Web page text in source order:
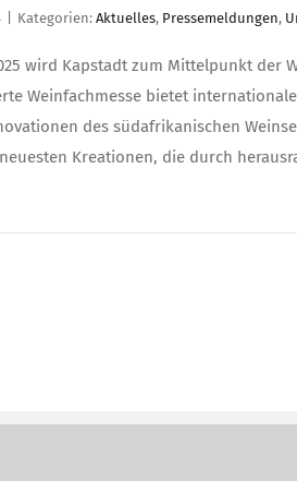
Kategorien: Aktuelles, Pressemeldungen,
wird Kapstadt zum Mittelpunkt der
Weinfachmesse bietet
des südafrikanischen
Kreationen, die durch